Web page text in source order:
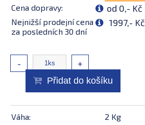
Cena dopravy: od 0,- Kč
Nejnižší prodejní cena
za posledních 30 dní
1997,- Kč
- +
Přidat do košíku
Váha:
2 Kg